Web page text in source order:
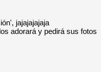
jajajajajaja
adorará y pedirá sus fotos